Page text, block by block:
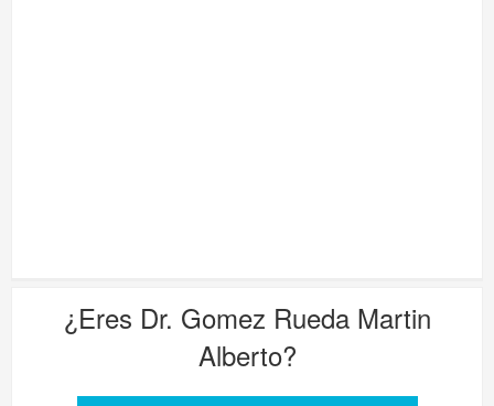
¿Eres Dr. Gomez Rueda Martin
Alberto?